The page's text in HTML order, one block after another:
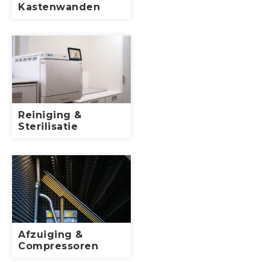
Kastenwanden
Reiniging &
Sterilisatie
Afzuiging &
Compressoren